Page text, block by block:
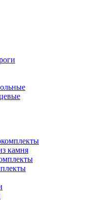
камня